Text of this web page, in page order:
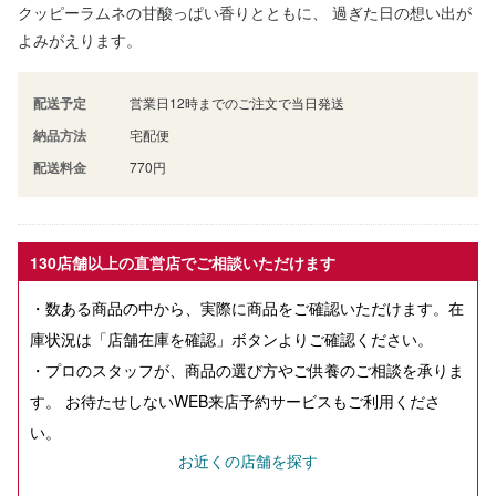
クッピーラムネの甘酸っぱい香りとともに、 過ぎた日の想い出が
よみがえります。
配送予定 営業日12時までのご注文で当日発送
納品方法 宅配便
配送料金 770円
130店舗以上の直営店でご相談いただけます
・数ある商品の中から、実際に商品をご確認いただけます。在
庫状況は「店舗在庫を確認」ボタンよりご確認ください。
・プロのスタッフが、商品の選び方やご供養のご相談を承りま
す。 お待たせしないWEB来店予約サービスもご利用くださ
い。
お近くの店舗を探す